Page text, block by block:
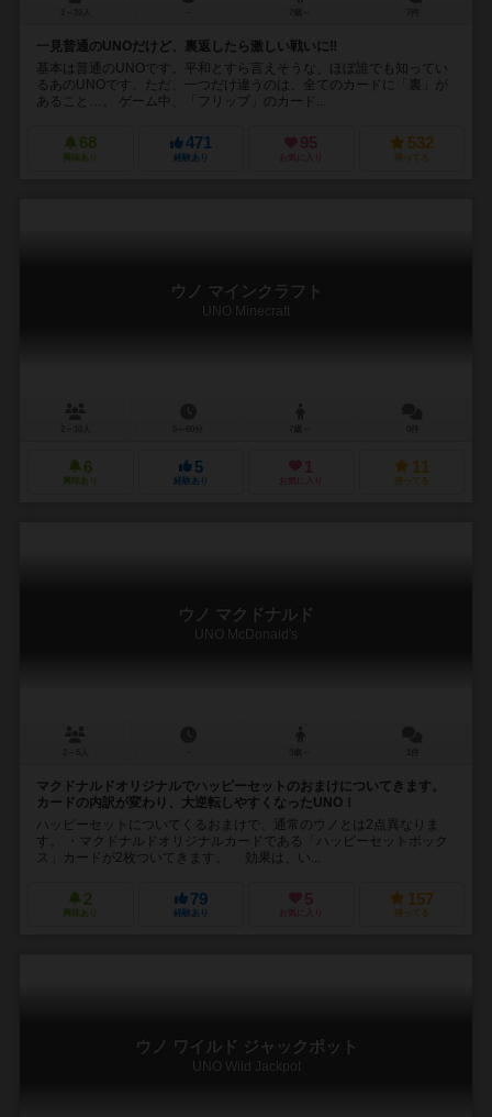
一見普通のUNOだけど、裏返したら激しい戦いに‼︎
基本は普通のUNOです。平和とすら言えそうな、ほぼ誰でも知ってい
るあのUNOです。ただ、一つだけ違うのは、全てのカードに「裏」が
あること…。 ゲーム中、「フリップ」のカード...
68
興味あり
471
経験あり
95
お気に入り
532
持ってる
ウノ マインクラフト
UNO Minecraft
6
興味あり
5
経験あり
1
お気に入り
11
持ってる
ウノ マクドナルド
UNO McDonald's
マクドナルドオリジナルでハッピーセットのおまけについてきます。
カードの内訳が変わり、大逆転しやすくなったUNO！
ハッピーセットについてくるおまけで、通常のウノとは2点異なりま
す。 ・マクドナルドオリジナルカードである「ハッピーセットボック
ス」カードが2枚ついてきます。 効果は、い...
2
興味あり
79
経験あり
5
お気に入り
157
持ってる
ウノ ワイルド ジャックポット
UNO Wild Jackpot